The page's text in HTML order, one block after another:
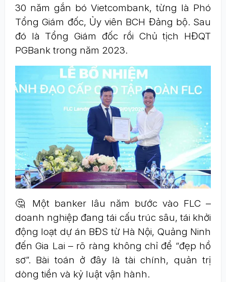
30 năm gắn bó Vietcombank, từng là Phó
Tổng Giám đốc, Ủy viên BCH Đảng bộ. Sau
đó là Tổng Giám đốc rồi Chủ tịch HĐQT
PGBank trong năm 2023.
🤔 Một banker lâu năm bước vào FLC –
doanh nghiệp đang tái cấu trúc sâu, tái khởi
động loạt dự án BĐS từ Hà Nội, Quảng Ninh
đến Gia Lai – rõ ràng không chỉ để “đẹp hồ
sơ”. Bài toán ở đây là tài chính, quản trị
dòng tiền và kỷ luật vận hành.